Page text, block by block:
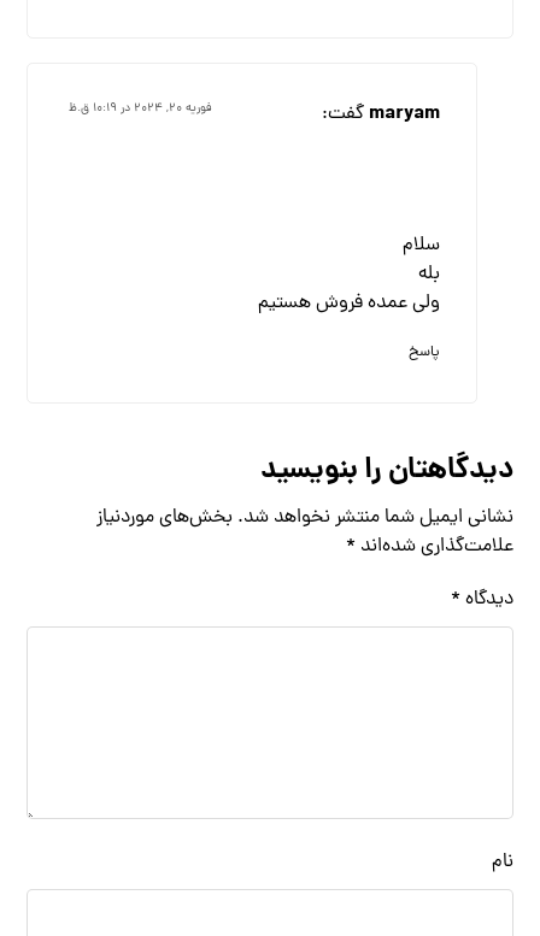
maryam گفت: فوریه ۲۰, ۲۰۲۴ در ۱۰:۱۹ ق.ظ
سلام
بله
ولی عمده فروش هستیم
پاسخ
دیدگاهتان را بنویسید
نشانی ایمیل شما منتشر نخواهد شد. بخش‌های موردنیاز
علامت‌گذاری شده‌اند *
دیدگاه *
نام